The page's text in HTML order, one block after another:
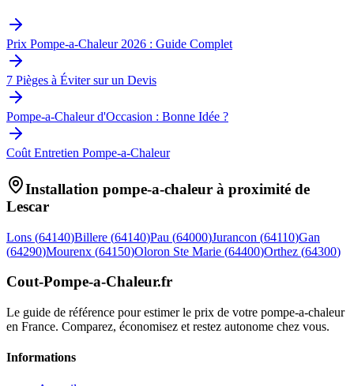
Prix Pompe-a-Chaleur 2026 : Guide Complet
7 Pièges à Éviter sur un Devis
Pompe-a-Chaleur d'Occasion : Bonne Idée ?
Coût Entretien Pompe-a-Chaleur
Installation pompe-a-chaleur à proximité de
Lescar
Lons (64140)Billere (64140)Pau (64000)Jurancon (64110)Gan
(64290)Mourenx (64150)Oloron Ste Marie (64400)Orthez (64300)
Cout-Pompe-a-Chaleur.fr
Le guide de référence pour estimer le prix de votre pompe-a-chaleur
en France. Comparez, économisez et restez autonome chez vous.
Informations